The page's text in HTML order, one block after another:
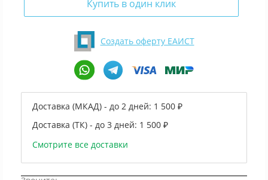
Купить в один клик
Создать оферту ЕАИСТ
Доставка (МКАД) - до 2 дней: 1 500 ₽
Доставка (ТК) - до 3 дней: 1 500 ₽
Смотрите все доставки